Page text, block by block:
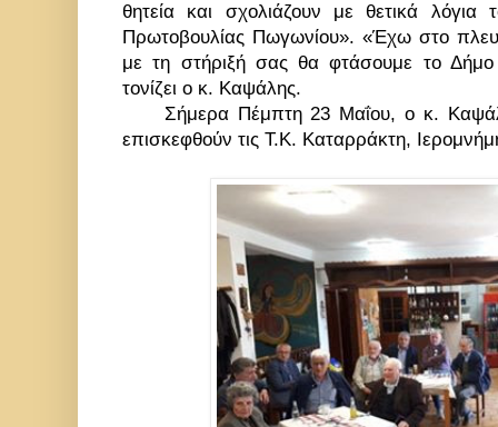
θητεία και σχολιάζουν με θετικά λόγια
Πρωτοβουλίας Πωγωνίου». «Έχω στο
με τη στήριξή σας θα φτάσουμε το
τονίζει ο κ. Καψάλης.
Σήμερα Πέμπτη 23 Μαΐου, ο κ.
επισκεφθούν τις Τ.Κ. Καταρράκτη,